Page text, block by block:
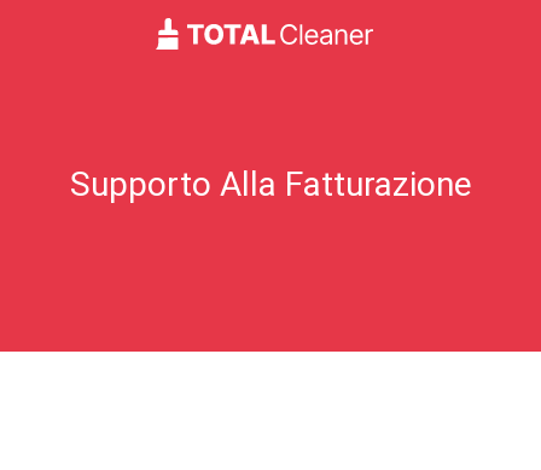
Supporto Alla Fatturazione
Credo di aver pagato troppo?